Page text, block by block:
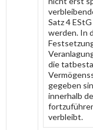
Satz 4
werden. In
die
gegeben
innerhalb
verbleibt.